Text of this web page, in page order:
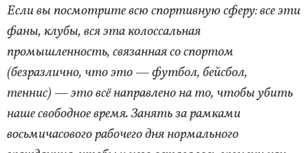
Если вы посмотрите всю спортивную сферу: все эти
фаны, клубы, вся эта колоссальная
промышленность, связанная со спортом
(безразлично, что это — футбол, бейсбол,
теннис) — это всё направлено на то, чтобы убить
наше свободное время. Занять за рамками
восьмичасового рабочего дня нормального